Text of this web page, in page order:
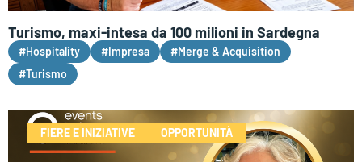
Turismo, maxi-intesa da 100 milioni in Sardegna
#Hospitality #Impresa
#Merge & Acquisition
#Turismo
FIERE E INIZIATIVE OPPORTUNITÀ